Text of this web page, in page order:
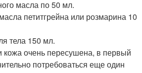
масла по 50 мл.
петитгрейна или розмарина 10
тела 150 мл.
кожа очень пересушена, в первый
потребоваться еще один